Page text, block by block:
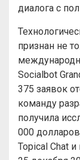
диалога с
признан не
Socialbot
375 заявок
команду
получила
000
Topical Chat